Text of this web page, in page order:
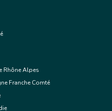
Rhône Alpes
Franche Comté